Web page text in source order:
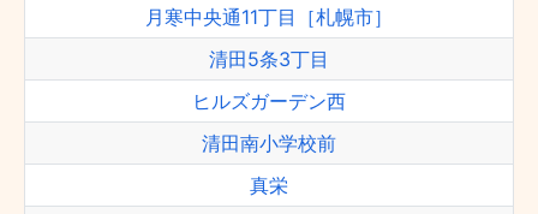
月寒中央通11丁目［札幌市］
清田5条3丁目
ヒルズガーデン西
清田南小学校前
真栄